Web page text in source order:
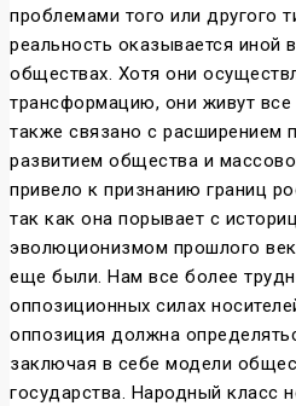
проблемами того или другого
реальность оказывается иной
обществах. Хотя они
трансформацию, они живут все
также связано с расширением
развитием общества и
привело к признанию границ
так как она порывает с
эволюционизмом прошлого
еще были. Нам все более
оппозиционных силах
оппозиция должна
заключая в себе модели
государства. Народный класс